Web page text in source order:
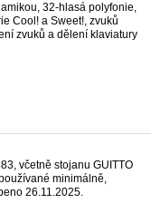
32-hlasá polyfonie,
Cool! a Sweet!, zvuků
zvuků a dělení klaviatury
včetně stojanu GUITTO
minimálně,
26.11.2025.